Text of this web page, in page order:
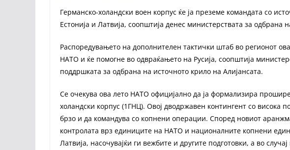
Германско-холандски воен корпус ќе ја преземе командата со
Естонија и Латвија, соопштија денес министерствата за одбрана
Распоредувањето на дополнителен тактички штаб во регионот
НАТО и ќе помогне во одвраќањето на Русија, соопштија
поддршката за одбрана на источното крило на Алијансата.
Се очекува ова лето НАТО официјално да ја формализира
холандски корпус (1ГНЦ). Овој дводржавен контингент со висока
брзо и да командува со копнени операции. Според новиот
контролата врз единиците на НАТО и националните копнени
Латвија, насочувајќи ги вежбите и другите подготовки, а во